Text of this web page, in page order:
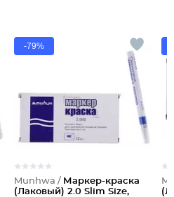
-79%
Munhwa / Маркер-краска
(Лаковый) 2.0 Slim Size,